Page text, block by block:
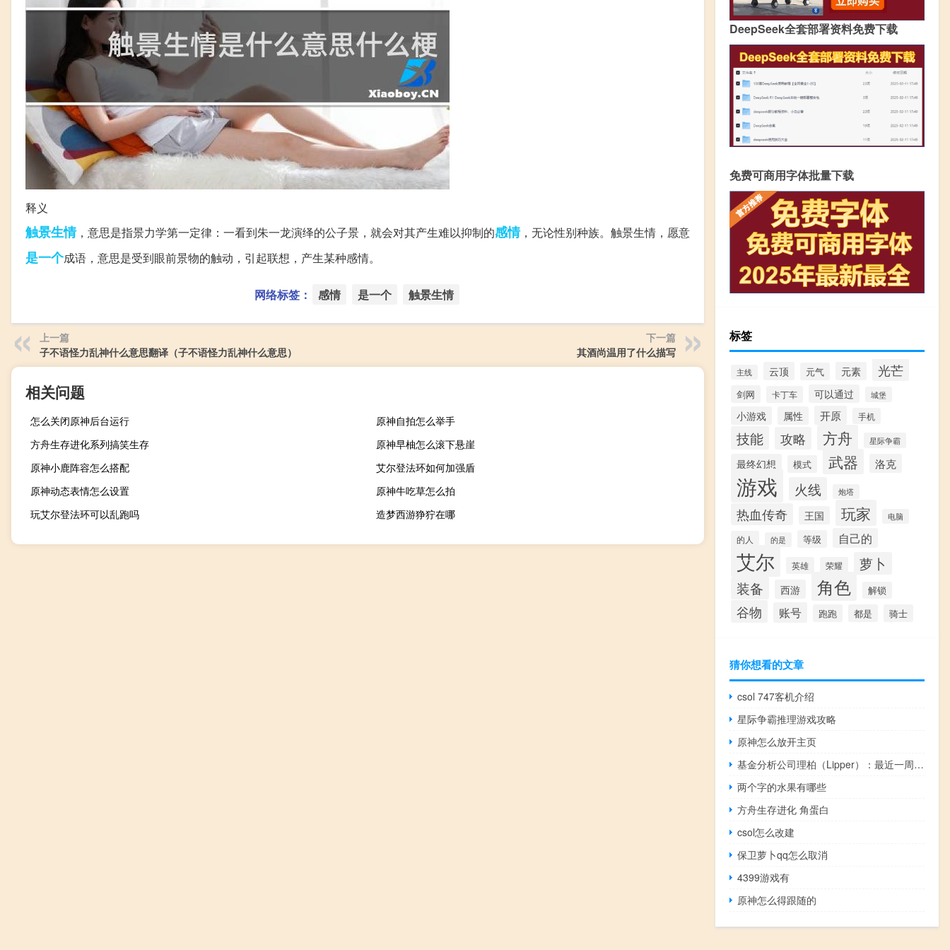
释义
触景生情，意思是指景力学第一定律：一看到朱一龙演绎的公子景，就会对其产生难以抑制的感情，无论性别种族。触景生情，愿意
是一个成语，意思是受到眼前景物的触动，引起联想，产生某种感情。
网络标签： 感情 是一个 触景生情
上一篇
子不语怪力乱神什么意思翻译（子不语怪力乱神什么意思）
下一篇
其酒尚温用了什么描写
相关问题
怎么关闭原神后台运行
原神自拍怎么举手
方舟生存进化系列搞笑生存
原神早柚怎么滚下悬崖
原神小鹿阵容怎么搭配
艾尔登法环如何加强盾
原神动态表情怎么设置
原神牛吃草怎么拍
玩艾尔登法环可以乱跑吗
造梦西游狰狞在哪
DeepSeek全套部署资料免费下载
免费可商用字体批量下载
标签
主线 云顶 元气 元素 光芒
剑网 卡丁车 可以通过 城堡
小游戏 属性 开原 手机
技能 攻略 方舟 星际争霸
最终幻想 模式 武器 洛克
游戏 火线 炮塔
热血传奇 王国 玩家 电脑
的人 的是 等级 自己的
艾尔 英雄 荣耀
萝卜
装备
西游 角色 解锁
谷物 账号 跑跑 都是 骑士
猜你想看的文章
csol 747客机介绍
星际争霸推理游戏攻略
原神怎么放开主页
基金分析公司理柏（Lipper）：最近一周美国贷款基金资金流出4200万美元
两个字的水果有哪些
方舟生存进化 角蛋白
csol怎么改建
保卫萝卜qq怎么取消
4399游戏有
原神怎么得跟随的